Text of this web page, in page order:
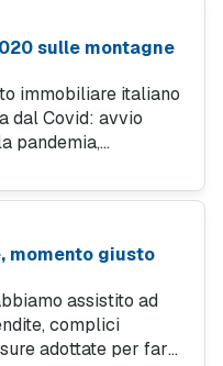
sulle montagne
immobiliare italiano
dal Covid: avvio
pandemia,
ondata dei contagi.
momento giusto
assistito ad
complici
adottate per far